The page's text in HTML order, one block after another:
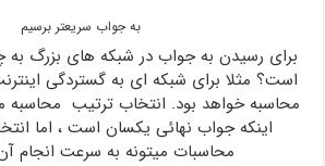
به جواب سریعتر برسیم
برای رسیدن به جواب در شبکه های بزرگ به
است؟ مثلا برای شبکه ای به گستردگی
محاسبه خواهد بود. انتخاب ترتیب محاسبه
اینکه جواب نهائی یکسان است ، اما
محاسبات میتونه به سرعت انجام